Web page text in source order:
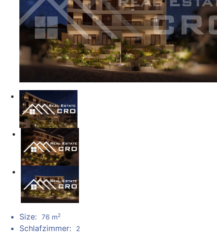
Size: 76 m2
Schlafzimmer: 2